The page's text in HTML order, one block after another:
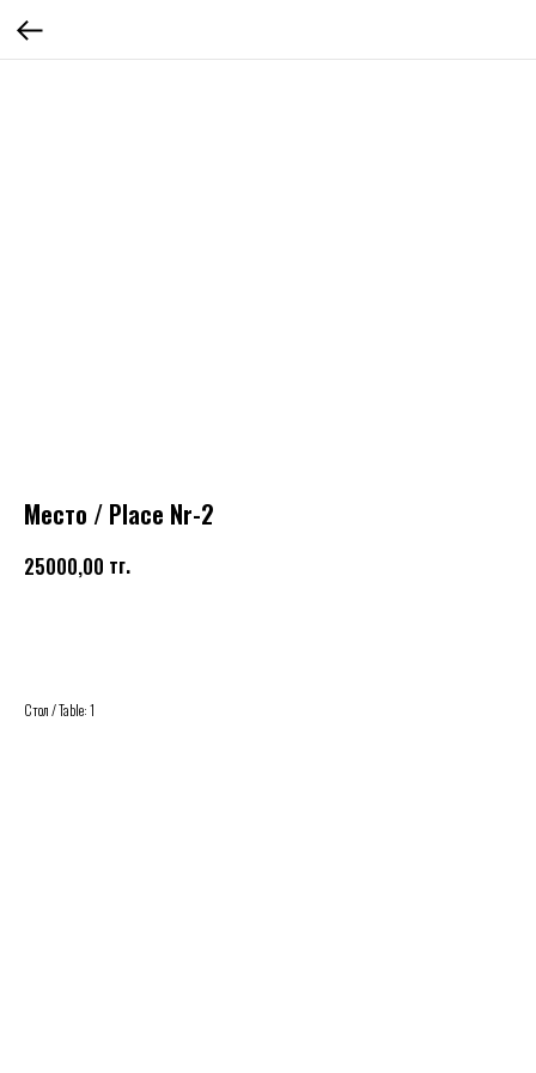
Место / Place Nr-2
25000,00 тг.
Стол / Table: 1